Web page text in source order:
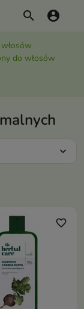
search account_circle
do włosów
expand_more
favorite_border